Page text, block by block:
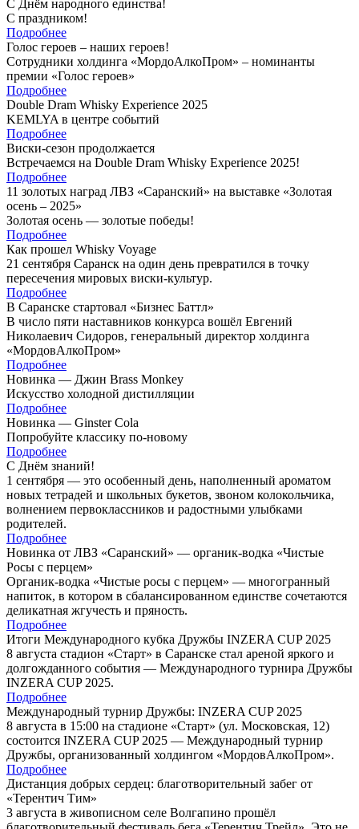
С Днём народного единства!
С праздником!
Подробнее
Голос героев – наших героев!
Сотрудники холдинга «МордоАлкоПром» – номинанты
премии «Голос героев»
Подробнее
Double Dram Whisky Experience 2025
KEMLYA в центре событий
Подробнее
Виски-сезон продолжается
Встречаемся на Double Dram Whisky Experience 2025!
Подробнее
11 золотых наград ЛВЗ «Саранский» на выставке «Золотая
осень – 2025»
Золотая осень — золотые победы!
Подробнее
Как прошел Whisky Voyage
21 сентября Саранск на один день превратился в точку
пересечения мировых виски-культур.
Подробнее
В Саранске стартовал «Бизнес Баттл»
В число пяти наставников конкурса вошёл Евгений
Николаевич Сидоров, генеральный директор холдинга
«МордовАлкоПром»
Подробнее
Новинка — Джин Brass Monkey
Искусство холодной дистилляции
Подробнее
Новинка — Ginster Cola
Попробуйте классику по-новому
Подробнее
С Днём знаний!
1 сентября — это особенный день, наполненный ароматом
новых тетрадей и школьных букетов, звоном колокольчика,
волнением первоклассников и радостными улыбками
родителей.
Подробнее
Новинка от ЛВЗ «Саранский» — органик-водка «Чистые
Росы с перцем»
Органик-водка «Чистые росы с перцем» — многогранный
напиток, в котором в сбалансированном единстве сочетаются
деликатная жгучесть и пряность.
Подробнее
Итоги Международного кубка Дружбы INZERA CUP 2025
8 августа стадион «Старт» в Саранске стал ареной яркого и
долгожданного события — Международного турнира Дружбы
INZERA CUP 2025.
Подробнее
Международный турнир Дружбы: INZERA CUP 2025
8 августа в 15:00 на стадионе «Старт» (ул. Московская, 12)
состоится INZERA CUP 2025 — Международный турнир
Дружбы, организованный холдингом «МордовАлкоПром».
Подробнее
Дистанция добрых сердец: благотворительный забег от
«Терентич Тим»
3 августа в живописном селе Волгапино прошёл